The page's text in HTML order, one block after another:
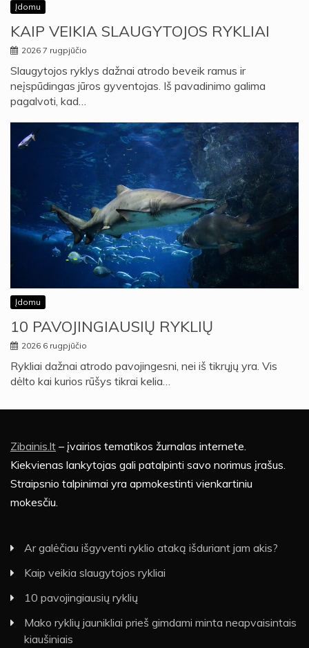
Įdomu
KAIP VEIKIA SLAUGYTOJOS RYKLIAI
2026 7 rugpjūčio
Slaugytojos ryklys dažnai atrodo beveik ramus ir
neįspūdingas jūros gyventojas. Iš pavadinimo galima
pagalvoti, kad…
Įdomu
10 PAVOJINGIAUSIŲ RYKLIŲ
2026 6 rugpjūčio
Rykliai dažnai atrodo pavojingesni, nei iš tikrųjų yra. Vis
dėlto kai kurios rūšys tikrai kelia…
Zibainis.lt – įvairios tematikos žurnalas internete.
Kiekvienas lankytojas gali patalpinti savo norimus įrašus.
Straipsnio talpinimai yra apmokestinti vienkartiniu
mokesčiu.
Ar galėčiau išgyventi ryklio ataką išduriant jam akis?
Kaip veikia slaugytojos rykliai
10 pavojingiausių ryklių
Mako ryklių jaunikliai prieš gimdami minta neapvaisintais
kiaušiniais